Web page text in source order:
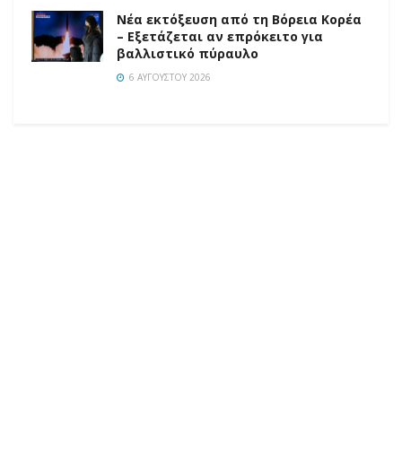
Νέα εκτόξευση από τη Βόρεια Κορέα
– Εξετάζεται αν επρόκειτο για
βαλλιστικό πύραυλο
6 ΑΥΓΟΎΣΤΟΥ 2026